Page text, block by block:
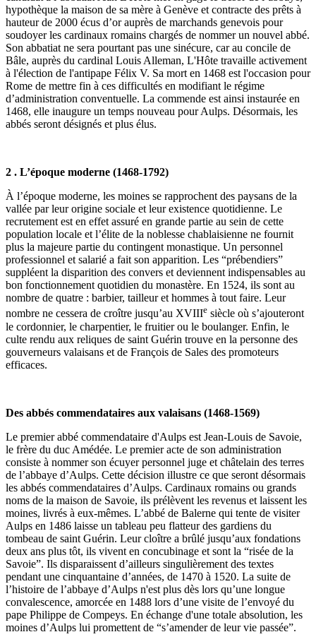
hypothèque la maison de sa mère à Genève et contracte des prêts à
hauteur de 2000 écus d’or auprès de marchands genevois pour
soudoyer les cardinaux romains chargés de nommer un nouvel abbé.
Son abbatiat ne sera pourtant pas une sinécure, car au concile de
Bâle, auprès du cardinal Louis Alleman, L'Hôte travaille activement
à l'élection de l'antipape Félix V. Sa mort en 1468 est l'occasion pour
Rome de mettre fin à ces difficultés en modifiant le régime
d’administration conventuelle. La commende est ainsi instaurée en
1468, elle inaugure un temps nouveau pour Aulps. Désormais, les
abbés seront désignés et plus élus.
2 . L’époque moderne (1468-1792)
À l’époque moderne, les moines se rapprochent des paysans de la
vallée par leur origine sociale et leur existence quotidienne. Le
recrutement est en effet assuré en grande partie au sein de cette
population locale et l’élite de la noblesse chablaisienne ne fournit
plus la majeure partie du contingent monastique. Un personnel
professionnel et salarié a fait son apparition. Les “prébendiers”
suppléent la disparition des convers et deviennent indispensables au
bon fonctionnement quotidien du monastère. En 1524, ils sont au
nombre de quatre : barbier, tailleur et hommes à tout faire. Leur
nombre ne cessera de croître jusqu’au XVIIIe siècle où s’ajouteront
le cordonnier, le charpentier, le fruitier ou le boulanger. Enfin, le
culte rendu aux reliques de saint Guérin trouve en la personne des
gouverneurs valaisans et de François de Sales des promoteurs
efficaces.
Des abbés commendataires aux valaisans (1468-1569)
Le premier abbé commendataire d'Aulps est Jean-Louis de Savoie,
le frère du duc Amédée. Le premier acte de son administration
consiste à nommer son écuyer personnel juge et châtelain des terres
de l’abbaye d’Aulps. Cette décision illustre ce que seront désormais
les abbés commendataires d’Aulps. Cardinaux romains ou grands
noms de la maison de Savoie, ils prélèvent les revenus et laissent les
moines, livrés à eux-mêmes. L’abbé de Balerne qui tente de visiter
Aulps en 1486 laisse un tableau peu flatteur des gardiens du
tombeau de saint Guérin. Leur cloître a brûlé jusqu’aux fondations
deux ans plus tôt, ils vivent en concubinage et sont la “risée de la
Savoie”. Ils disparaissent d’ailleurs singulièrement des textes
pendant une cinquantaine d’années, de 1470 à 1520. La suite de
l’histoire de l’abbaye d’Aulps n'est plus dès lors qu’une longue
convalescence, amorcée en 1488 lors d’une visite de l’envoyé du
pape Philippe de Compeys. En échange d'une totale absolution, les
moines d’Aulps lui promettent de “s’amender de leur vie passée”.